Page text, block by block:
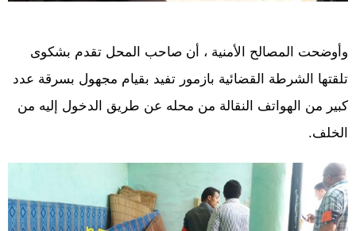
وأوضحت المصالح الأمنية ، أن صاحب المحل تقدم بشكوى
تلقتها الشرطة القضائية بازمور تفيد بقيام مجهول بسرقة عدد
كبير من الهواتف النقالة من محله عن طريق الدخول إليه من
الخلف.